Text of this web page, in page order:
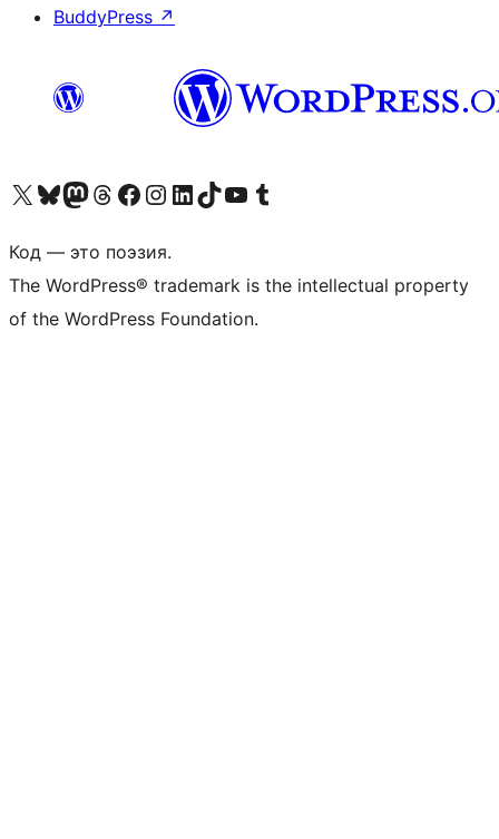
BuddyPress ↗
Посетите нас в X (ранее Twitter)
Посетите нашу учётную запись в Bluesky
Посетите нашу ленту в Mastodon
Посетите нашу учётную запись в Threads
Посетите нашу страницу на Facebook
Посетите наш Instagram
Посетите нашу страницу в LinkedIn
Посетите нашу учётную запись в TikTok
Посетите наш канал YouTube
Посетите нашу учётную запись в Tumblr
Код — это поэзия.
The WordPress® trademark is the intellectual property
of the WordPress Foundation.